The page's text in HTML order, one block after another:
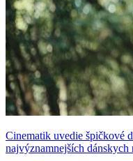
Cinematik uvedie špičkové
najvýznamnejších dánskych